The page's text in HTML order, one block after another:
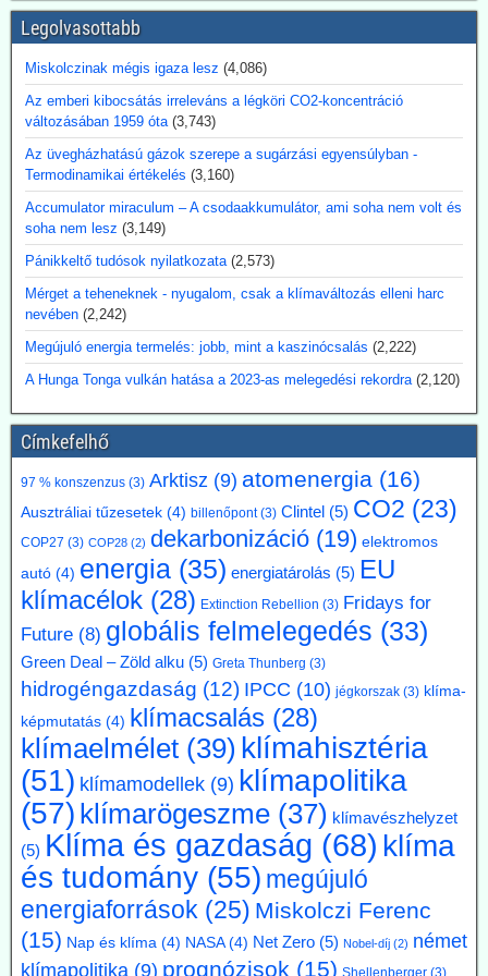
2026.07.17. Blackout News: A német RWE
vezérigazgatója a német - az uniós vállalásoknál
5 évvel előbbre hozott - klímacélok eltörlését kéri
Markus Krebber, az RWE vezérigazgatója azt követeli, hogy
hosszabbítsák meg a német klímacélok elérése határidejét, és a
klímasemlegességet 2045-ről 2050-re halasszák el. Úgy véli, hogy a
korábbi, az EU 2050-es célévétől eltérő német „különút” gazdasági
szempontból káros és klímapolitikai szempontból hatástalan.
Vassiliadis, szakszervezeti vezetője támogatja a kezdeményezést,
mivel a magas energiaköltségek, a gyenge konjunktúra és a rövid
beruházási határidők elsősorban az energiaintenzív vállalkozásokat
terhelik. A törvényes cél azonban továbbra is érvényben marad,
amíg a Bundestag nem módosítja az éghajlatvédelmi törvényt.
Kommentárunk: Az öt év halasztás kb. annyit jelent, mint
fuldoklónak a szalmaszál. És evvel a két idézett vezető is tisztában
van.
2026.07.17. Műszaki Magazin: A BME kutatói
segítenek kideríteni, hogyan lehetne Budapestre
Az atomerőmű hulladékhőjének a fővárosi távfűtésben történő
hasznosítása gazdasági és környezetvédelmi szempontból is
ígéretes elképzelés.
A főváros távhőrendszerét üzemeltető Budapesti Közművek (BKM)
több hónapig tartó tárgyalások után megbízási szerződést kötött a
BME-vel egy döntést megalapozó tanulmány közös elkészítésére a
Paksi Atomerőmű hőjének a fővárosi távfűtési rendszerbe való
eljuttatása lehetőségéről.
Legolvasottabb
Miskolczinak mégis igaza lesz (4,086)
Az emberi kibocsátás irreleváns a légköri CO2-koncentráció
változásában 1959 óta (3,743)
Az üvegházhatású gázok szerepe a sugárzási egyensúlyban -
Termodinamikai értékelés (3,160)
Accumulator miraculum – A csodaakkumulátor, ami soha nem volt és
soha nem lesz (3,149)
Pánikkeltő tudósok nyilatkozata (2,573)
Mérget a teheneknek - nyugalom, csak a klímaváltozás elleni harc
nevében (2,242)
Megújuló energia termelés: jobb, mint a kaszinócsalás (2,222)
A Hunga Tonga vulkán hatása a 2023-as melegedési rekordra (2,120)
Címkefelhő
97 % konszenzus (3) Arktisz (9) atomenergia (16)
Ausztráliai tűzesetek (4) billenőpont(3) Clintel (5) CO2 (23)
COP27 (3) COP28 (2) dekarbonizáció (19) elektromos
autó (4) energia (35) energiatárolás (5) EU
klímacélok (28) Extinction Rebellion (3) Fridays for
Future (8) globális felmelegedés (33)
Green Deal – Zöld alku (5) Greta Thunberg (3)
hidrogéngazdaság (12) IPCC (10) jégkorszak (3) klíma-
képmutatás (4) klímacsalás (28)
klímaelmélet (39) klímahisztéria
(51) klímamodellek (9) klímapolitika
(57) klímarögeszme (37) klímavészhelyzet
(5) Klíma és gazdaság (68) klíma
és tudomány (55) megújuló
energiaforrások (25) Miskolczi Ferenc
(15) Nap és klíma (4) NASA(4) Net Zero (5) Nobel-díj (2) német
klímapolitika (9) prognózisok (15)